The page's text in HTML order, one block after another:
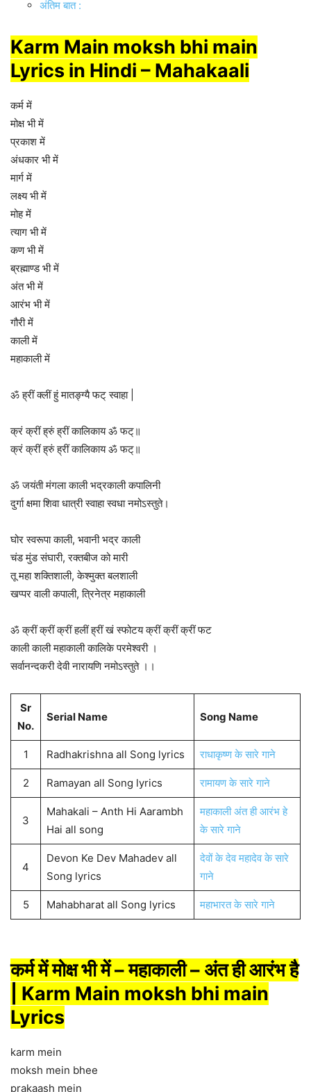
अंतिम बात :
Karm Main moksh bhi main
Lyrics in Hindi – Mahakaali
कर्म में
मोक्ष भी में
प्रकाश में
अंधकार भी में
मार्ग में
लक्ष्य भी में
मोह में
त्याग भी में
कण भी में
ब्रह्माण्ड भी में
अंत भी में
आरंभ भी में
गौरी में
काली में
महाकाली में
ॐ ह्रीं क्लीं हुं मातङ्ग्यै फट् स्वाहा |
क्रं क्रीं ह्रुं ह्रीं कालिकाय ॐ फट्॥
क्रं क्रीं ह्रुं ह्रीं कालिकाय ॐ फट्॥
ॐ जयंती मंगला काली भद्रकाली कपालिनी
दुर्गा क्षमा शिवा धात्री स्वाहा स्वधा नमोऽस्तु‍ते।
घोर स्वरूपा काली, भवानी भद्र काली
चंड मुंड संघारी, रक्तबीज को मारी
तू महा शक्तिशाली, केश्मुक्त बलशाली
खप्पर वाली कपाली, त्रिनेत्र महाकाली
ॐ क्रीं क्रीं क्रीं हलीं ह्रीं खं स्फोटय क्रीं क्रीं क्रीं फट
काली काली महाकाली कालिके परमेश्वरी ।
सर्वानन्दकरी देवी नारायणि नमोऽस्तुते ।।
Sr
No.
Serial Name Song Name
1 Radhakrishna all Song lyrics राधाकृष्ण के सारे गाने
2 Ramayan all Song lyrics रामायण के सारे गाने
3
Mahakali – Anth Hi Aarambh
Hai all song
महाकाली अंत ही आरंभ हे
के सारे गाने
4
Devon Ke Dev Mahadev all
Song lyrics
देवों के देव महादेव के सारे
गाने
5 Mahabharat all Song lyrics महाभारत के सारे गाने
कर्म में मोक्ष भी में – महाकाली – अंत ही आरंभ है
| Karm Main moksh bhi main
Lyrics
karm mein
moksh mein bhee
prakaash mein